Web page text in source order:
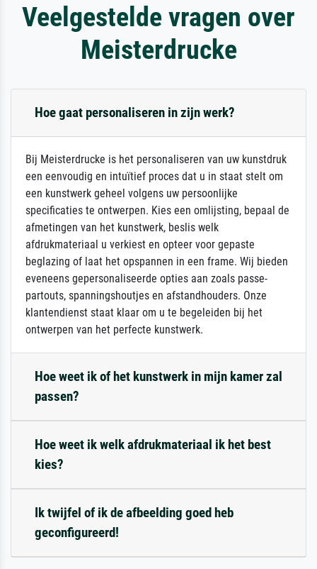
Veelgestelde vragen over
Meisterdrucke
Hoe gaat personaliseren in zijn werk?
Bij Meisterdrucke is het personaliseren van uw kunstdruk
een eenvoudig en intuïtief proces dat u in staat stelt om
een kunstwerk geheel volgens uw persoonlijke
specificaties te ontwerpen. Kies een omlijsting, bepaal de
afmetingen van het kunstwerk, beslis welk
afdrukmateriaal u verkiest en opteer voor gepaste
beglazing of laat het opspannen in een frame. Wij bieden
eveneens gepersonaliseerde opties aan zoals passe-
partouts, spanningshoutjes en afstandhouders. Onze
klantendienst staat klaar om u te begeleiden bij het
ontwerpen van het perfecte kunstwerk.
Hoe weet ik of het kunstwerk in mijn kamer zal
passen?
Hoe weet ik welk afdrukmateriaal ik het best
kies?
Ik twijfel of ik de afbeelding goed heb
geconfigureerd!